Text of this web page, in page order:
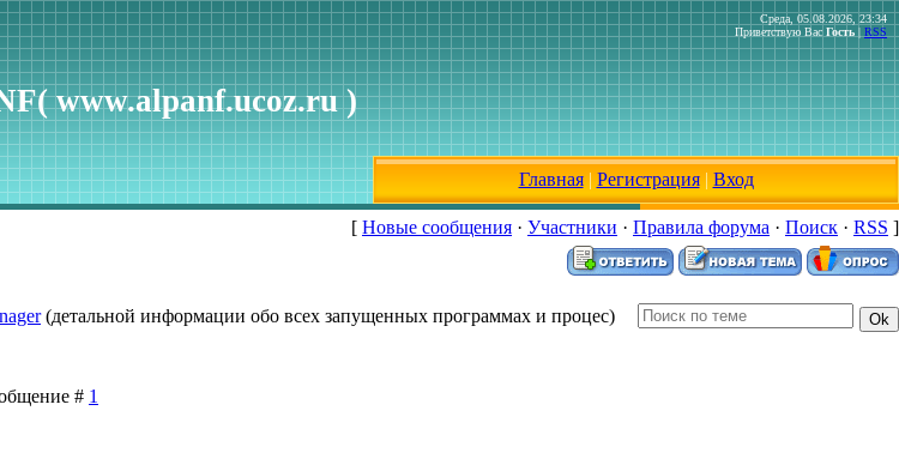
www.alpanf.ucoz.ru )
Среда, 05.08.2026, 23:34
Приветствую Вас Гость | RSS
Главная| Регистрация| Вход
[ Новые сообщения · Участники · Правила форума · Поиск · RSS ]
(детальной информации обо всех запущенных программах и процес)
# 1